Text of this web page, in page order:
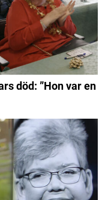
död: ”Hon var en